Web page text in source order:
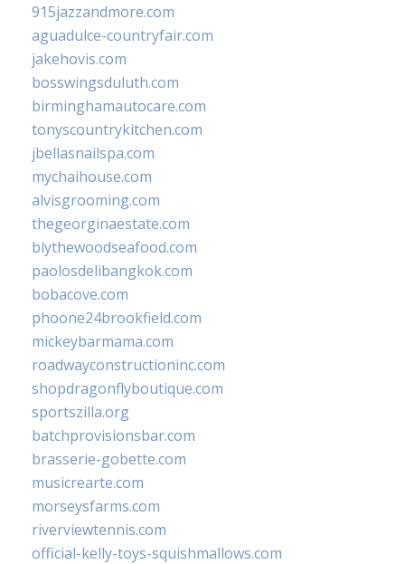
915jazzandmore.com
aguadulce-countryfair.com
jakehovis.com
bosswingsduluth.com
birminghamautocare.com
tonyscountrykitchen.com
jbellasnailspa.com
mychaihouse.com
alvisgrooming.com
thegeorginaestate.com
blythewoodseafood.com
paolosdelibangkok.com
bobacove.com
phoone24brookfield.com
mickeybarmama.com
roadwayconstructioninc.com
shopdragonflyboutique.com
sportszilla.org
batchprovisionsbar.com
brasserie-gobette.com
musicrearte.com
morseysfarms.com
riverviewtennis.com
official-kelly-toys-squishmallows.com